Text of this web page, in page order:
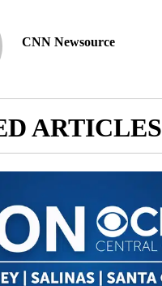
CNN Newsource
ARTICLES